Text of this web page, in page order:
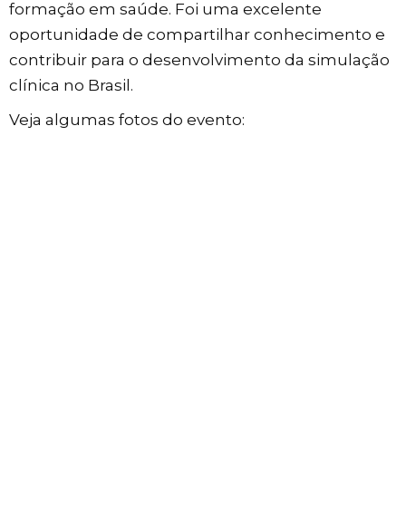
formação em saúde. Foi uma excelente
oportunidade de compartilhar conhecimento e
contribuir para o desenvolvimento da simulação
clínica no Brasil.
Veja algumas fotos do evento: